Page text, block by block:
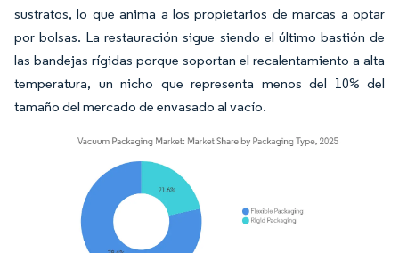
sustratos, lo que anima a los propietarios de marcas a optar
por bolsas. La restauración sigue siendo el último bastión de
las bandejas rígidas porque soportan el recalentamiento a alta
temperatura, un nicho que representa menos del 10% del
tamaño del mercado de envasado al vacío.